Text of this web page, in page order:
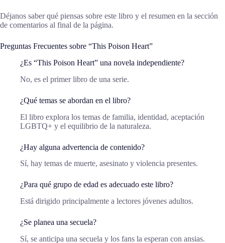
Déjanos saber qué piensas sobre este libro y el resumen en la sección
de comentarios al final de la página.
Preguntas Frecuentes sobre “This Poison Heart”
¿Es “This Poison Heart” una novela independiente?
No, es el primer libro de una serie.
¿Qué temas se abordan en el libro?
El libro explora los temas de familia, identidad, aceptación
LGBTQ+ y el equilibrio de la naturaleza.
¿Hay alguna advertencia de contenido?
Sí, hay temas de muerte, asesinato y violencia presentes.
¿Para qué grupo de edad es adecuado este libro?
Está dirigido principalmente a lectores jóvenes adultos.
¿Se planea una secuela?
Sí, se anticipa una secuela y los fans la esperan con ansias.